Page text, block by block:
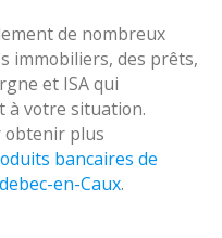
de nombreux
immobiliers, des prêts,
et ISA qui
à votre situation.
obtenir plus
bancaires de
en-Caux.